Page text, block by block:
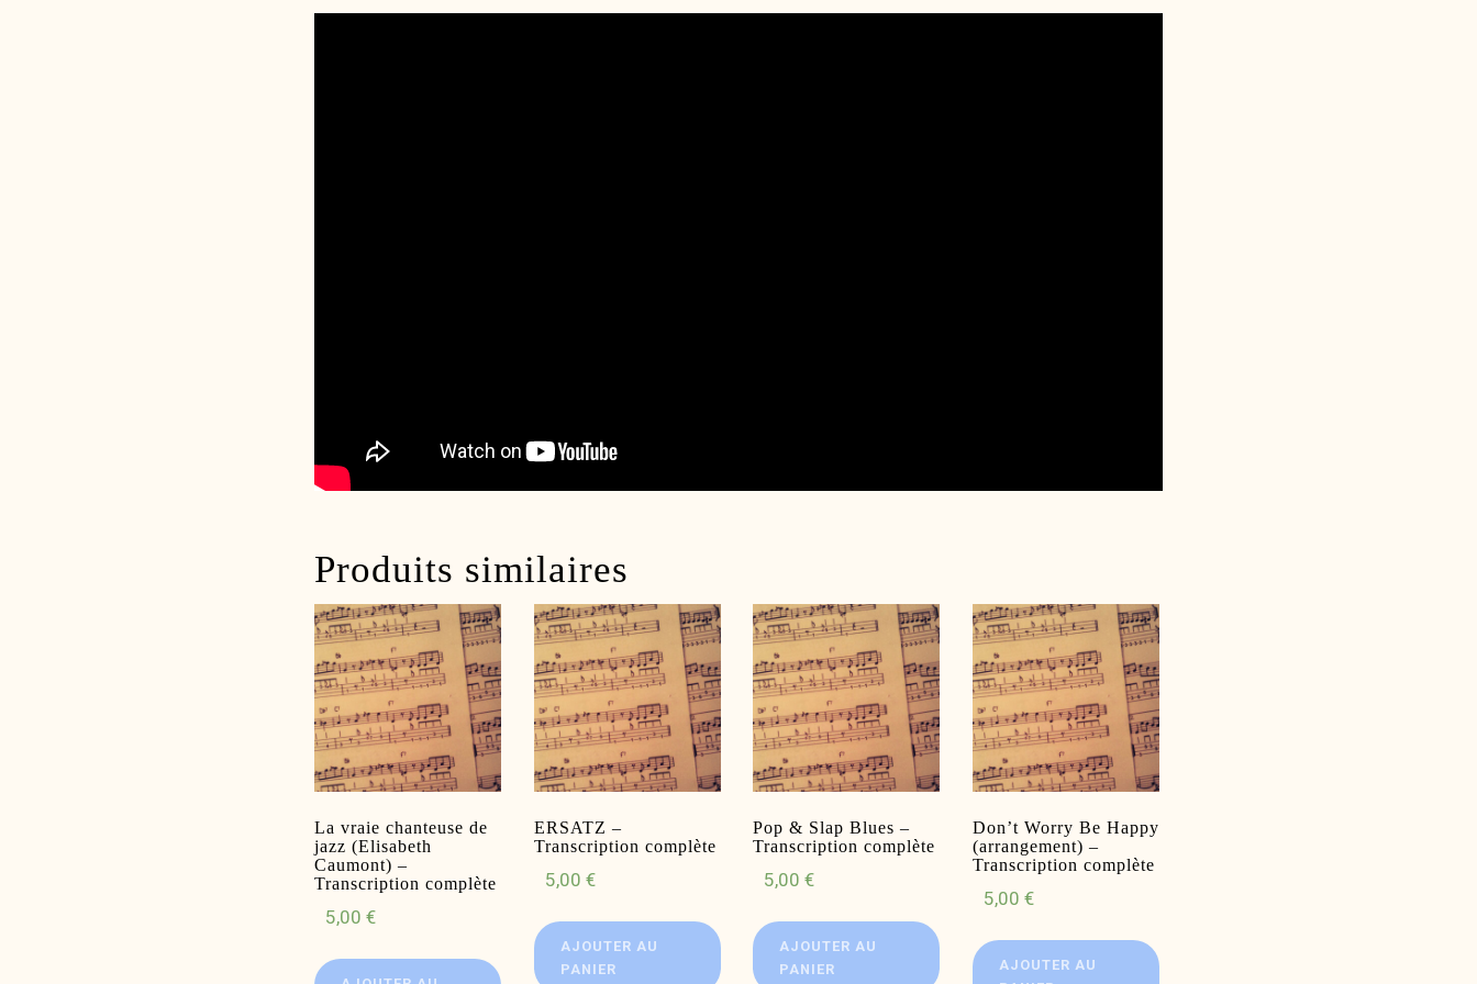
Produits similaires
La vraie chanteuse de
jazz (Elisabeth
Caumont) –
Transcription complète
5,00 €
ERSATZ –
Transcription complète
5,00 €
AJOUTER AU
PANIER
Pop & Slap Blues –
Transcription complète
5,00€
AJOUTER AU
PANIER
Don’t Worry Be Happy
(arrangement) –
Transcription complète
5,00 €
AJOUTER AU